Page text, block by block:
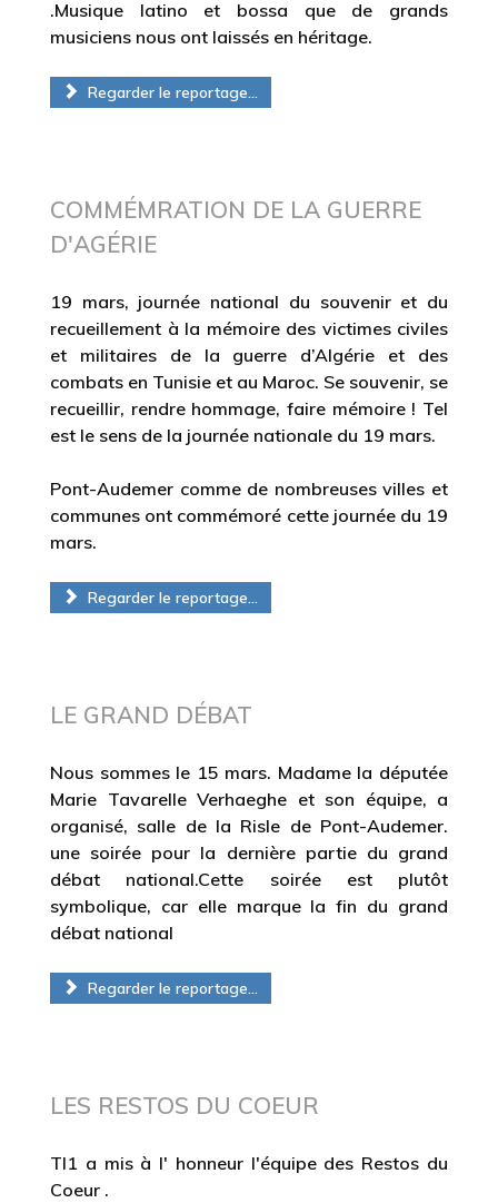
.Musique latino et bossa que de grands
musiciens nous ont laissés en héritage.
Regarder le reportage...
COMMÉMRATION DE LA GUERRE
D'AGÉRIE
19 mars, journée national du souvenir et du
recueillement à la mémoire des victimes civiles
et militaires de la guerre d’Algérie et des
combats en Tunisie et au Maroc. Se souvenir, se
recueillir, rendre hommage, faire mémoire ! Tel
est le sens de la journée nationale du 19 mars.
Pont-Audemer comme de nombreuses villes et
communes ont commémoré cette journée du 19
mars.
Regarder le reportage...
LE GRAND DÉBAT
Nous sommes le 15 mars. Madame la députée
Marie Tavarelle Verhaeghe et son équipe, a
organisé, salle de la Risle de Pont-Audemer.
une soirée pour la dernière partie du grand
débat national.Cette soirée est plutôt
symbolique, car elle marque la fin du grand
débat national
Regarder le reportage...
LES RESTOS DU COEUR
Tl1 a mis à l' honneur l'équipe des Restos du
Coeur .